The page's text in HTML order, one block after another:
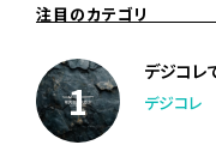
注目のカテゴリ
デジコレ
デジコレ